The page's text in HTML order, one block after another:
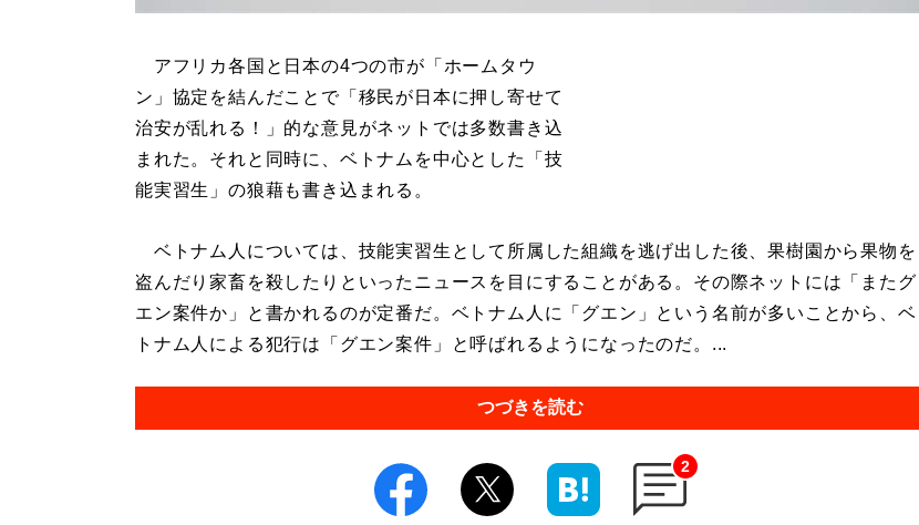
アフリカ各国と日本の4つの市が「ホームタウ
ン」協定を結んだことで「移民が日本に押し寄せて
治安が乱れる！」的な意見がネットでは多数書き込
まれた。それと同時に、ベトナムを中心とした「技
能実習生」の狼藉も書き込まれる。
ベトナム人については、技能実習生として所属した組織を逃げ出した後、果樹園から果物を
盗んだり家畜を殺したりといったニュースを目にすることがある。その際ネットには「またグ
エン案件か」と書かれるのが定番だ。ベトナム人に「グエン」という名前が多いことから、ベ
トナム人による犯行は「グエン案件」と呼ばれるようになったのだ。...
つづきを読む
2